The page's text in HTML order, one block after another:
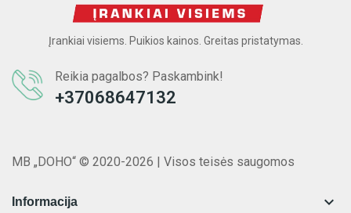
Įrankiai visiems. Puikios kainos. Greitas pristatymas.
Reikia pagalbos? Paskambink!
+37068647132
MB „DOHO“ © 2020-2026 | Visos teisės saugomos
Informacija 